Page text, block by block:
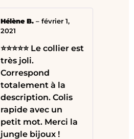
Hélène B. – février 1,
2021
⭐⭐⭐⭐⭐ Le collier est
très joli.
Correspond
totalement à la
description. Colis
rapide avec un
petit mot. Merci la
jungle bijoux !